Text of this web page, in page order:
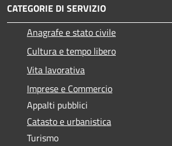
CATEGORIE DI SERVIZIO
Anagrafe e stato civile
Cultura e tempo libero
Vita lavorativa
Imprese e Commercio
Appalti pubblici
Catasto e urbanistica
Turismo